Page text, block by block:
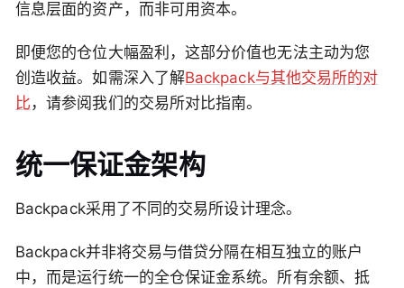
信息层面的资产，而非可用资本。
即便您的仓位大幅盈利，这部分价值也无法主动为您
创造收益。如需深入了解Backpack与其他交易所的对
比 ，请参阅我们的交易所对比指南。
统一保证金架构
Backpack采用了不同的交易所设计理念。
Backpack并非将交易与借贷分隔在相互独立的账户
中，而是运行统一的全仓保证金系统。所有余额、抵